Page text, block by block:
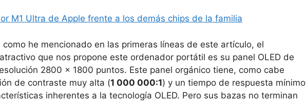
M1 Ultra de Apple frente a los demás chips de la familia
como he mencionado en las primeras líneas de este artículo, el
que nos propone este ordenador portátil es su panel OLED de
2800 x 1800 puntos. Este panel orgánico tiene, como cabe
de contraste muy alta (1 000 000:1) y un tiempo de respuesta mínimo
inherentes a la tecnología OLED. Pero sus bazas no terminan